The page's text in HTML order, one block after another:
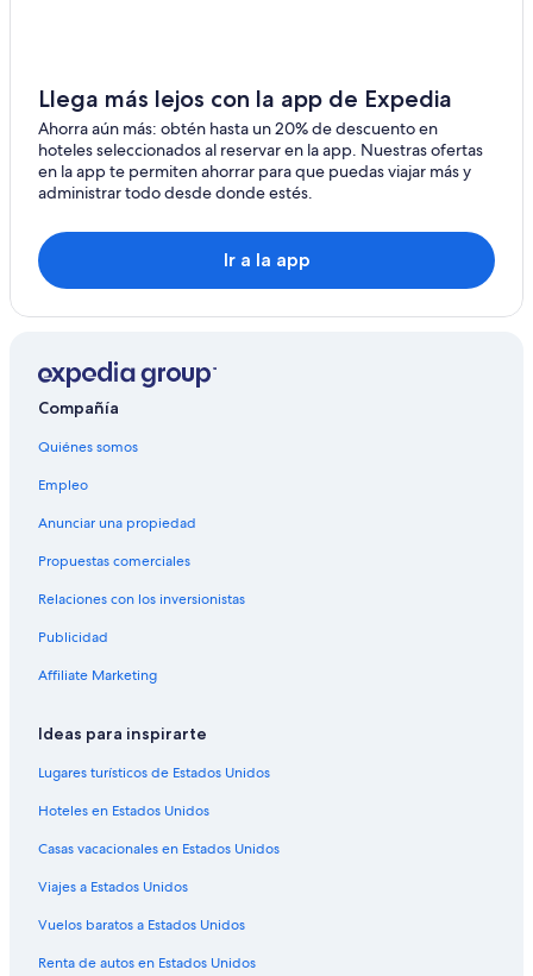
Hoteles cerca de Estación de metro de St. Martin du
Touch
Hoteles en Pech-David
Hoteles cerca de Estación de metro de Rangueil
Hoteles en Toulouse Métropole
Hoteles en Saint-Georges
Hoteles con alberca en Tolosa orilla izquierda
Hoteles 2 estrellas en Balma
Hoteles en Balma
Tolosa
Hoteles en Centro de la ciudad de Tolosa
Llega más lejos con la app de Expedia
Ahorra aún más: obtén hasta un 20% de descuento en
hoteles seleccionados al reservar en la app. Nuestras ofertas
en la app te permiten ahorrar para que puedas viajar más y
administrar todo desde donde estés.
Ir a la app
Compañía
Quiénes somos
Empleo
Anunciar una propiedad
Propuestas comerciales
Relaciones con los inversionistas
Publicidad
Affiliate Marketing
Ideas para inspirarte
Lugares turísticos de Estados Unidos
Hoteles en Estados Unidos
Casas vacacionales en Estados Unidos
Viajes a Estados Unidos
Vuelos baratos a Estados Unidos
Renta de autos en Estados Unidos